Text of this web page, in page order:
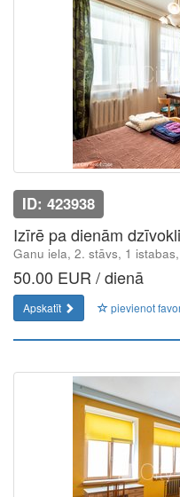
ID: 423938
Izīrē pa dienām
Ganu iela, 2. stāvs, 1
50.00 EUR / dienā
Apskatīt pievienot